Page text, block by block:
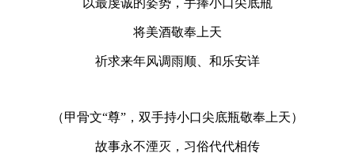
以最虔诚的姿势，手捧小口尖底瓶
将美酒敬奉上天
祈求来年风调雨顺、和乐安详
（甲骨文“尊”，双手持小口尖底瓶敬奉上天）
故事永不湮灭，习俗代代相传